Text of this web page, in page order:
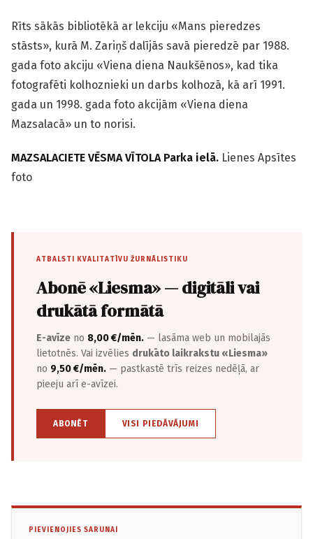
Rīts sākās bibliotēkā ar lekciju «Mans pieredzes
stāsts», kurā M. Zariņš dalījās savā pieredzē par 1988.
gada foto akciju «Viena diena Naukšēnos», kad tika
fotografēti kolhoznieki un darbs kolhozā, kā arī 1991.
gada un 1998. gada foto akcijām «Viena diena
Mazsalacā» un to norisi.
MAZSALACIETE VĒSMA VĪTOLA Parka ielā. Lienes Apsītes
foto
ATBALSTI KVALITATĪVU ŽURNĀLISTIKU
Abonē «Liesma» — digitāli vai
drukātā formātā
E-avīze no 8,00 €/mēn. — lasāma web un mobilajās
lietotnēs. Vai izvēlies drukāto laikrakstu «Liesma»
no 9,50 €/mēn. — pastkastē trīs reizes nedēļā, ar
pieeju arī e-avīzei.
ABONĒT VISI PIEDĀVĀJUMI
PIEVIENOJIES SARUNAI